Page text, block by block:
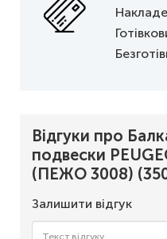
Відгуки про
подвески
(ПЕЖО 3008)
Залишити відгук